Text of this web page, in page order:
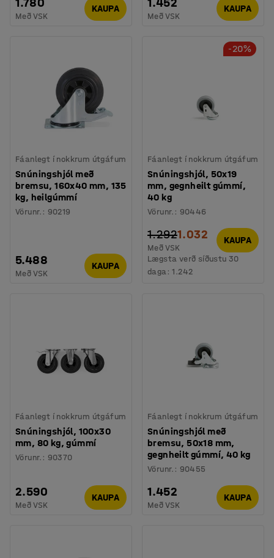
Með VSK
KAUPA
Með VSK
KAUPA
Fáanlegt í nokkrum útgáfum
Snúningshjól með
bremsu, 160x40 mm, 135
kg, heilgúmmí
Vörunr. : 90219
5.488
Með VSK
KAUPA
-20%
Fáanlegt í nokkrum útgáfum
Snúningshjól, 50x19
mm, gegnheilt gúmmí,
40 kg
Vörunr. : 90446
1.032
1.292
Með VSK
KAUPA
Lægsta verð síðustu 30
daga: 1.242
Fáanlegt í nokkrum útgáfum
Snúningshjól, 100x30
mm, 80 kg, gúmmí
Vörunr. : 90370
2.590
Með VSK
KAUPA
Fáanlegt í nokkrum útgáfum
Snúningshjól með
bremsu, 50x18 mm,
gegnheilt gúmmí, 40 kg
Vörunr. : 90455
1.452
Með VSK
KAUPA